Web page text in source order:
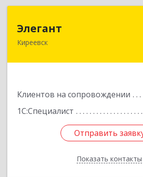
Элегант
Киреевск
Клиентов на сопровождении
1С:Специалист
Отправить
Показать контакты
301262, Тульская обл,
Отправить
Назад